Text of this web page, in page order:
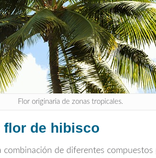
Flor originaria de zonas tropicales.
flor de hibisco
combinación de diferentes